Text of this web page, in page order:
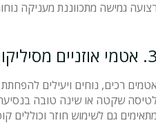
גמישה מתכווננת מעניקה
מסיליקון
רכים, נוחים ויעילים
שקטה או שינה טובה
גם לשימוש חוזר וכוללים